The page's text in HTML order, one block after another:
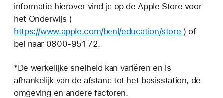
informatie hierover vind je op de Apple Store voor
het Onderwijs (
https://www.apple.com/benl/education/store ) of
bel naar 0800-951 72.
*De werkelijke snelheid kan variëren en is
afhankelijk van de afstand tot het basisstation, de
omgeving en andere factoren.